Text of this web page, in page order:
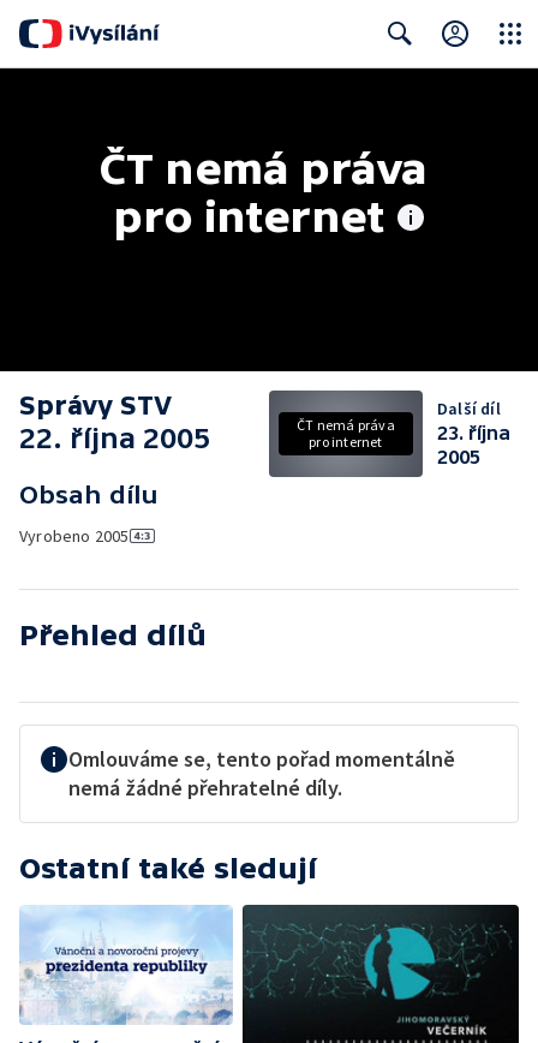
ČT nemá práva
pro internet
Správy STV
22. října 2005
Obsah dílu
Vyrobeno 2005
ČT nemá práva
pro internet
Další díl
23. října
2005
Přehled dílů
Omlouváme se, tento pořad momentálně
nemá žádné přehratelné díly.
Ostatní také sledují